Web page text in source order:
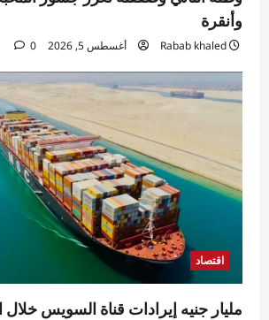
رسمياً جدول الأهلي في
أمام الزمالك بالجولة
Rabab khaled
رياضة
جدول الزمالك في الدوري..
والقمة بالجولة السادسة
Rabab khaled
0
وأنقرة
Rabab khaled أغسطس 5, 2026 0
اقتصاد
مليار جنيه إيرادات قناة السويس